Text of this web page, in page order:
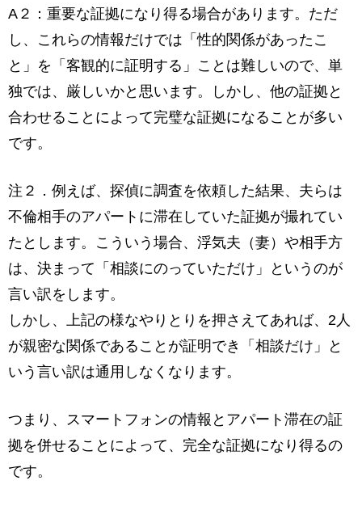
A２：重要な証拠になり得る場合があります。ただ
し、これらの情報だけでは「性的関係があったこ
と」を「客観的に証明する」ことは難しいので、単
独では、厳しいかと思います。しかし、他の証拠と
合わせることによって完璧な証拠になることが多い
です。
注２．例えば、探偵に調査を依頼した結果、夫らは
不倫相手のアパートに滞在していた証拠が撮れてい
たとします。こういう場合、浮気夫（妻）や相手方
は、決まって「相談にのっていただけ」というのが
言い訳をします。
しかし、上記の様なやりとりを押さえてあれば、2人
が親密な関係であることが証明でき「相談だけ」と
いう言い訳は通用しなくなります。
つまり、スマートフォンの情報とアパート滞在の証
拠を併せることによって、完全な証拠になり得るの
です。